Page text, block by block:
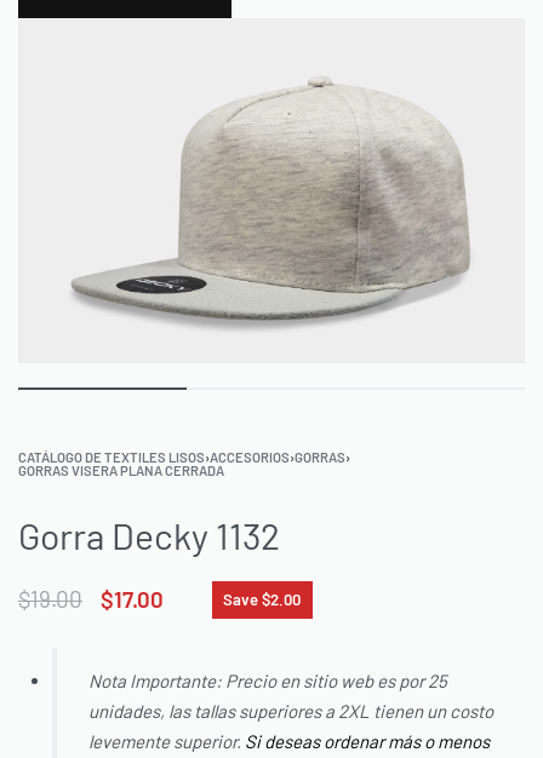
CATÁLOGO DE TEXTILES LISOS›ACCESORIOS›GORRAS›
GORRAS VISERA PLANA CERRADA
Gorra Decky 1132
$19.00 $17.00 Save $2.00
Nota Importante: Precio en sitio web es por 25
unidades, las tallas superiores a 2XL tienen un costo
levemente superior. Si deseas ordenar más o menos